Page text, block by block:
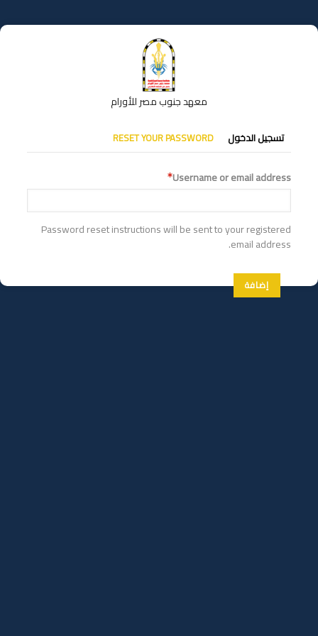
إلى
المحتوى
معهد جنوب مصر للأورام
التبويبات
الأساسية
تسجيل الدخول RESET YOUR PASSWORD
Username or email address
Password reset instructions will be sent to your registered
email address.